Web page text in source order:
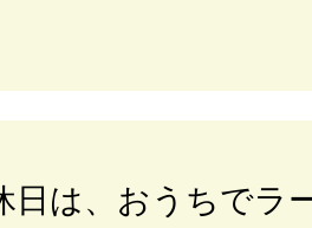
日は、おうちでラ